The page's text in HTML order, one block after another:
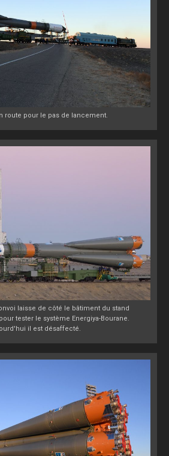
route pour le pas de lancement.
laisse de côté le bâtiment du stand
tester le système Energiya-Bourane.
il est désaffecté.